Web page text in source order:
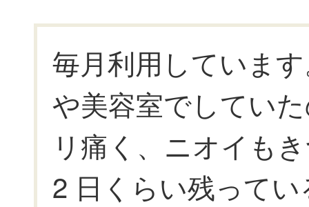
毎月利用していま
や美容室でしてい
リ痛く、ニオイも
2 日くらい残って